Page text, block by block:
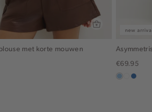
met korte mouwen
new
€69.95
blauw,
witblauw,